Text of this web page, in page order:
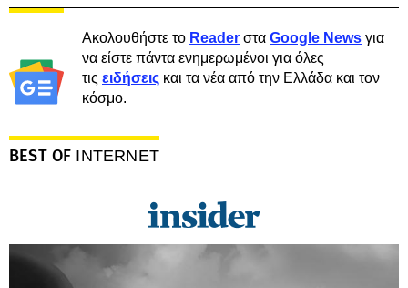
Ακολουθήστε το Reader στα Google News για
να είστε πάντα ενημερωμένοι για όλες
τις ειδήσεις και τα νέα από την Ελλάδα και τον
κόσμο.
BEST OF INTERNET